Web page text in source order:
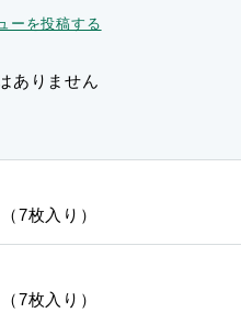
ーを投稿する
ありません
7枚入り）
7枚入り）